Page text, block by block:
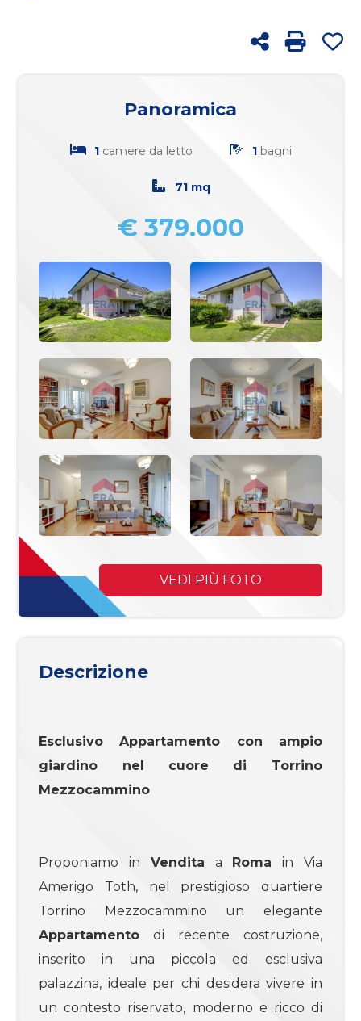
Stampa:
Condividi
Panoramica
1 camere da letto 1bagni
71 mq
€ 379.000
VEDI PIÙ FOTO
Descrizione
EsclusivoAppartamento con ampio
giardino nel cuore di Torrino
Mezzocammino
Proponiamo in Vendita a Roma in Via
Amerigo Toth, nel prestigioso quartiere
Torrino Mezzocammino un elegante
Appartamento di recente costruzione,
inserito in una piccola ed esclusiva
palazzina, ideale per chi desidera vivere in
un contesto riservato, moderno e ricco di
Qualsiasi
Industriali
Terreni
Prezzo
Totale
mq
Qualsiasi
2
3
4